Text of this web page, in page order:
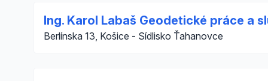
Ing. Karol Labaš Geodetické práce a
Berlínska 13, Košice - Sídlisko Ťahanovce